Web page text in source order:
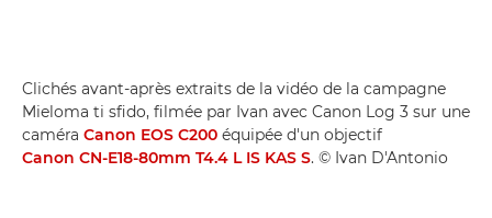
Clichés avant-après extraits de la vidéo de la campagne
Mieloma ti sfido, filmée par Ivan avec Canon Log 3 sur une
caméra Canon EOS C200 équipée d'un objectif
Canon CN-E18-80mm T4.4 L IS KAS S. © Ivan D'Antonio